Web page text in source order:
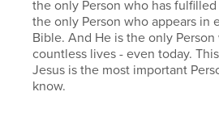
the only Person who has
the only Person who appears in
Bible. And He is the only
countless lives - even today.
Jesus is the most important
know.